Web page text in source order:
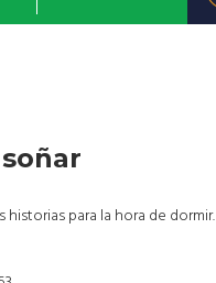
para la hora de dormir.